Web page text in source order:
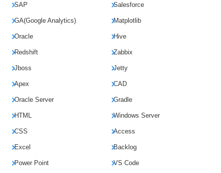
SAP Salesforce
GA(Google Analytics) Matplotlib
Oracle Hive
Redshift Zabbix
Jboss Jetty
Apex CAD
Oracle Server Gradle
HTML Windows Server
CSS Access
Excel Backlog
Power Point VS Code